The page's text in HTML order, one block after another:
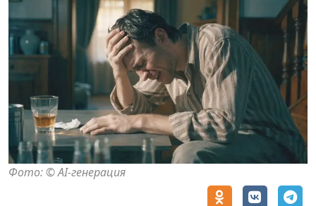
Фото: © AI-генерация